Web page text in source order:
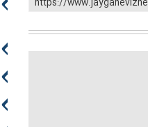
https://